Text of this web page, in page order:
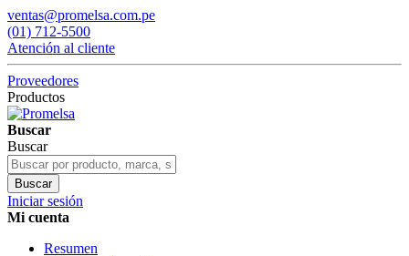
ventas@promelsa.com.pe
(01) 712-5500
Atención al cliente
Proveedores
Productos
Buscar
Buscar
Buscar
Iniciar sesión
Mi cuenta
Resumen